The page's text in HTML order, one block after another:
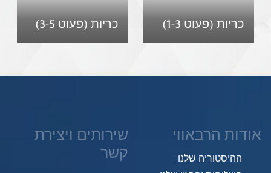
כריות (פעוט 1-3) כריות (פעוט 3-5)
אודות הרבאווי
ההיסטוריה שלנו
שירותים ויצירת
קשר